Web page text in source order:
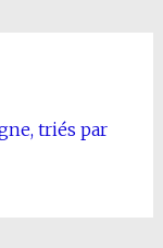
triés par